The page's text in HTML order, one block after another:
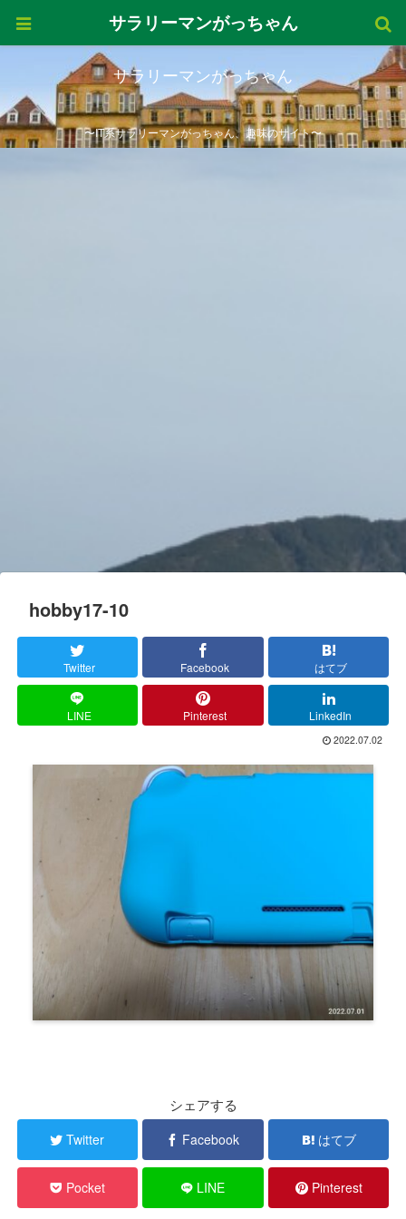
サラリーマンがっちゃん
〜IT系サラリーマンがっちゃん、趣味のサイト〜
hobby17-10
Twitter Facebook はてブ
LINE Pinterest LinkedIn
2022.07.02
シェアする
Twitter Facebook はてブ
Pocket LINE Pinterest
サラリーマンがっちゃん